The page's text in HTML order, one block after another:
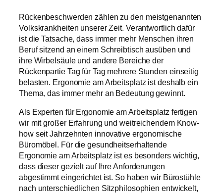
Rückenbeschwerden zählen zu den meistgenannten
Volkskrankheiten unserer Zeit. Verantwortlich dafür
ist die Tatsache, dass immer mehr Menschen ihren
Beruf sitzend an einem Schreibtisch ausüben und
ihre Wirbelsäule und andere Bereiche der
Rückenpartie Tag für Tag mehrere Stunden einseitig
belasten. Ergonomie am Arbeitsplatz ist deshalb ein
Thema, das immer mehr an Bedeutung gewinnt.
Als Experten für Ergonomie am Arbeitsplatz fertigen
wir mit großer Erfahrung und weitreichendem Know-
how seit Jahrzehnten innovative ergonomische
Büromöbel. Für die gesundheitserhaltende
Ergonomie am Arbeitsplatz ist es besonders wichtig,
dass dieser gezielt auf Ihre Anforderungen
abgestimmt eingerichtet ist. So haben wir Bürostühle
nach unterschiedlichen Sitzphilosophien entwickelt,